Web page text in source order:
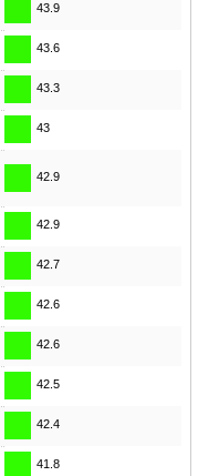
43.9
43.6
43.3
43
42.9
42.9
42.7
42.6
42.6
42.5
42.4
41.8